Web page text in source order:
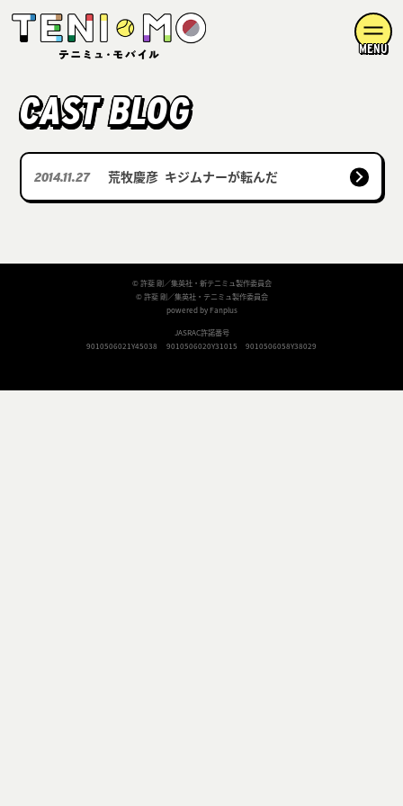
MENU
CAST BLOG
2014.11.27 荒牧慶彦 キジムナーが転んだ
© 許斐 剛／集英社・新テニミュ製作委員会
© 許斐 剛／集英社・テニミュ製作委員会
powered by Fanplus
JASRAC許諾番号
9010506021Y45038
9010506020Y31015 9010506058Y38029